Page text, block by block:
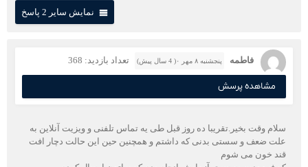
نمایش سایر 2 پاسخ
فاطمه پنجشنبه ۸ مهر ۰( 4 سال پیش) تعداد بازدید: 368
مشاهده پرسش
سلام وقت بخیر.تقریبا ده روز قبل طی یه تماس تلفنی و ویزیت آنلاین به
علت ضعف و سستی بدنی که داشتم و همچنین حین این حالت دچار افت
قند خون می شوم